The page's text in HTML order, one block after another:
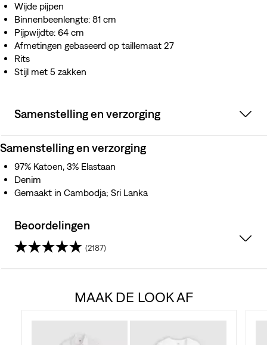
Wijde pijpen
Binnenbeenlengte: 81 cm
Pijpwijdte: 64 cm
Afmetingen gebaseerd op taillemaat 27
Rits
Stijl met 5 zakken
Samenstelling en verzorging
Samenstelling en verzorging
97% Katoen, 3% Elastaan
Denim
Gemaakt in Cambodja; Sri Lanka
Beoordelingen
(2187)
MAAK DE LOOK AF